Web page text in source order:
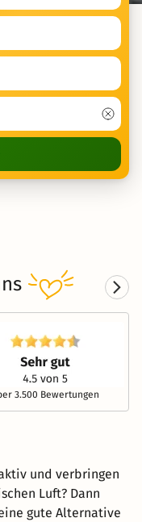
3.500 Bewertungen
und verbringen
Luft? Dann
gute Alternative